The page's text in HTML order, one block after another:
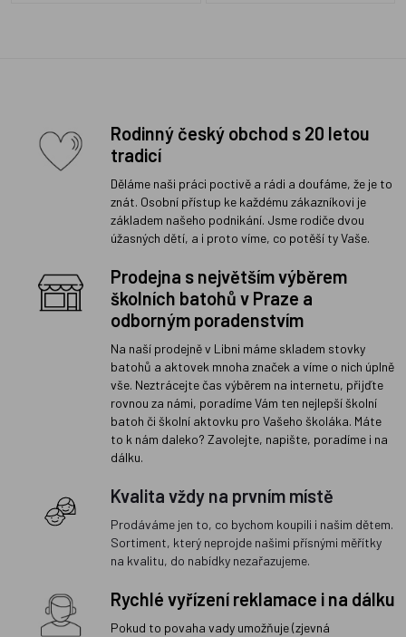
Rodinný český obchod s 20 letou
tradicí
Děláme naši práci poctivě a rádi a doufáme, že je to
znát. Osobní přístup ke každému zákazníkovi je
základem našeho podnikání. Jsme rodiče dvou
úžasných dětí, a i proto víme, co potěší ty Vaše.
Prodejna s největším výběrem
školních batohů v Praze a
odborným poradenstvím
Na naší prodejně v Libni máme skladem stovky
batohů a aktovek mnoha značek a víme o nich úplně
vše. Neztrácejte čas výběrem na internetu, přijďte
rovnou za námi, poradíme Vám ten nejlepší školní
batoh či školní aktovku pro Vašeho školáka. Máte
to k nám daleko? Zavolejte, napište, poradíme i na
dálku.
Kvalita vždy na prvním místě
Prodáváme jen to, co bychom koupili i našim dětem.
Sortiment, který neprojde našimi přísnými měřítky
na kvalitu, do nabídky nezařazujeme.
Rychlé vyřízení reklamace i na dálku
Pokud to povaha vady umožňuje (zjevná